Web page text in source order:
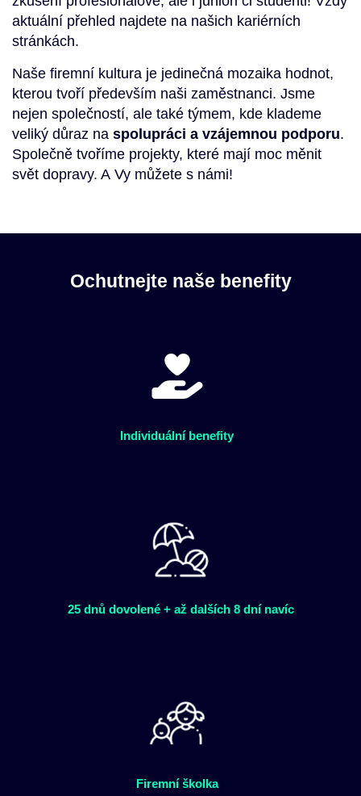
aktuální přehled najdete na našich kariérních
stránkách.
Naše firemní kultura je jedinečná mozaika hodnot,
kterou tvoří především naši zaměstnanci. Jsme
nejen společností, ale také týmem, kde klademe
veliký důraz na spolupráci a vzájemnou podporu.
Společně tvoříme projekty, které mají moc měnit
svět dopravy. A Vy můžete s námi!
Ochutnejte naše benefity
Individuální benefity
25 dnů dovolené + až dalších 8 dní navíc
Firemní školka